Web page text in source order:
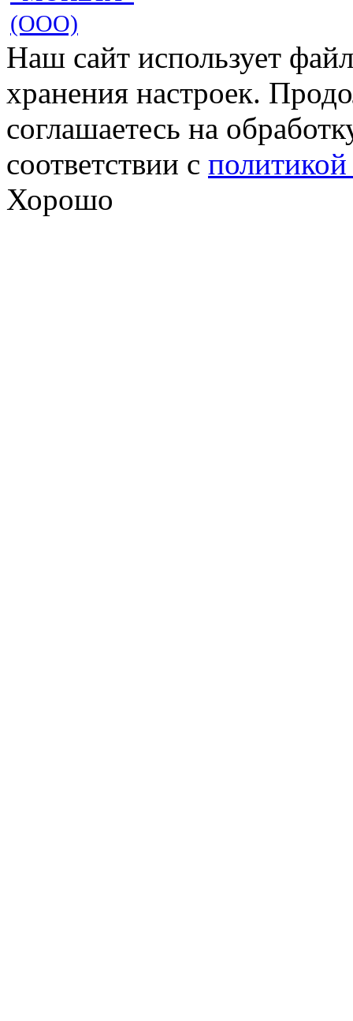
(ООО)
Наш сайт использует
хранения настроек.
соглашаетесь на
соответствии с
Хорошо